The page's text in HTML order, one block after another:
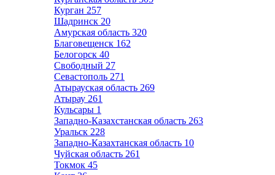
Курган 257
Шадринск 20
Амурская область 320
Благовещенск 162
Белогорск 40
Свободный 27
Севастополь 271
Атырауская область 269
Атырау 261
Кульсары 1
Западно-Казахстанская область 263
Уральск 228
Западно-Казахтанская область 10
Чуйская область 261
Токмок 45